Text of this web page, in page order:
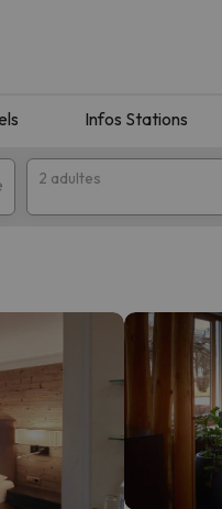
Infos Stations
2 adultes
la destination.